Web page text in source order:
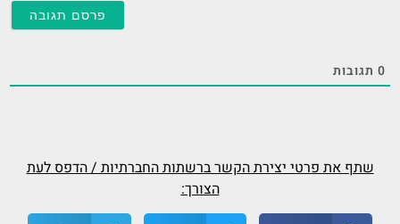
0 תגובות
שתף את פרטי יצירת הקשר ברשתות החברתיות / הדפס לעת
הצורך: